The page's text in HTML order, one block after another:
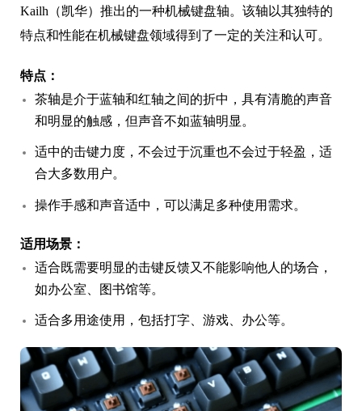
Kailh（凯华）推出的一种机械键盘轴。该轴以其独特的
特点和性能在机械键盘领域得到了一定的关注和认可。
特点：
茶轴是介于蓝轴和红轴之间的折中，具有清脆的声音
和明显的触感，但声音不如蓝轴明显。
适中的击键力度，不会过于沉重也不会过于轻盈，适
合大多数用户。
操作手感和声音适中，可以满足多种使用需求。
适用场景：
适合既需要明显的击键反馈又不能影响他人的场合，
如办公室、图书馆等。
适合多用途使用，包括打字、游戏、办公等。